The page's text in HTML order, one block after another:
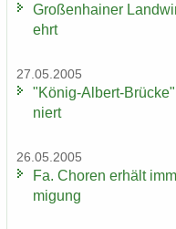
Gro­ßen­hai­ner
ehrt
27.05.2005
"König-​Albert-
niert
26.05.2005
Fa. Cho­ren er­hält
mi­gung